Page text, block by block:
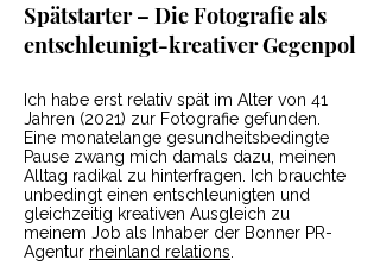
Spätstarter – Die Fotografie als
entschleunigt-kreativer Gegenpol
Ich habe erst relativ spät im Alter von 41
Jahren (2021) zur Fotografie gefunden.
Eine monatelange gesundheitsbedingte
Pause zwang mich damals dazu, meinen
Alltag radikal zu hinterfragen. Ich brauchte
unbedingt einen entschleunigten und
gleichzeitig kreativen Ausgleich zu
meinem Job als Inhaber der Bonner PR-
Agentur rheinland relations